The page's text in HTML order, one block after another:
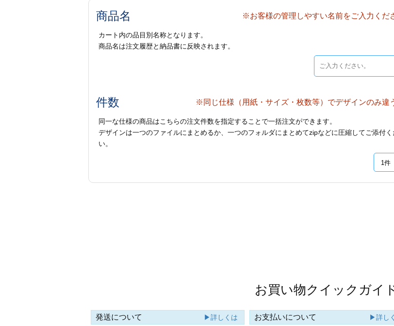
商品名 ※お客様の管理しやすい名前をご入力くだ
カート内の品目別名称となります。
商品名は注文履歴と納品書に反映されます。
件数 ※同じ仕様（用紙・サイズ・枚数等）でデザインのみ違
同一な仕様の商品はこちらの注文件数を指定することで一括注文ができます。
デザインは一つのファイルにまとめるか、一つのフォルダにまとめてzipなどに圧縮してご添付く
い。
お買い物クイックガイ
発送について ▶詳しくは お支払いについて ▶詳しく